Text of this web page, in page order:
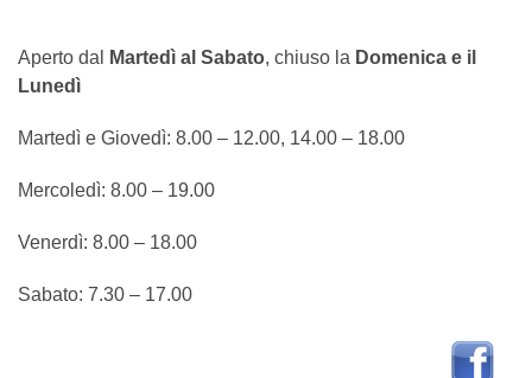
Aperto dal Martedì al Sabato, chiuso la Domenica e il
Lunedì
Martedì e Giovedì: 8.00 – 12.00, 14.00 – 18.00
Mercoledì: 8.00 – 19.00
Venerdì: 8.00 – 18.00
Sabato: 7.30 – 17.00